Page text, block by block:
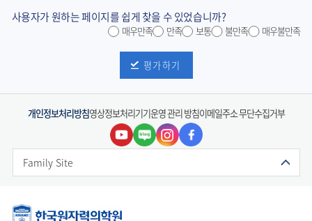
사용자가 원하는 페이지를 쉽게 찾을 수 있었습니까?
매우만족 만족 보통 불만족 매우불만족
평가하기
개인정보처리방침영상정보처리기기운영 관리 방침이메일주소 무단수집거부
Family Site